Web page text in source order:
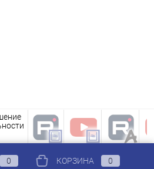
0 КОРЗИНА 0